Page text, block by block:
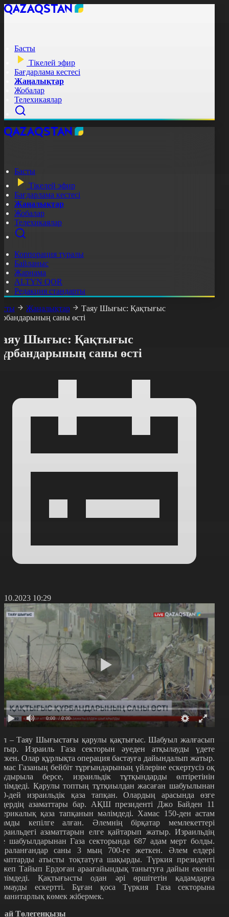
Басты
Тікелей эфир
Бағдарлама кестесі
Жаңалықтар
Жобалар
Телехикаялар
Басты
Тікелей эфир
Бағдарлама кестесі
Жаңалықтар
Жобалар
Телехикаялар
Корпорация туралы
Байланыс
Жарнама
ALTYN QOR
Редакция стандарты
Жаңалықтар
Таяу Шығыс: Қақтығыс
саны өсті
Шығыс: Қақтығыс
саны өсті
10:29
0:00 / 0:00
– Таяу Шығыстағы қарулы қақтығыс. Шабуыл жалғасып
Израиль Газа секторын әуеден атқылауды үдете
Олар құрлықта операция бастауға дайындалып жатыр.
Газаның бейбіт тұрғындарының үйлеріне ескертусіз оқ
берсе, израильдік тұтқындарды өлтіретінін
Қарулы топтың тұтқиылдан жасаған шабуылынан
дей израильдік қаза тапқан. Олардың арасында өзге
азаматтары бар. АҚШ президенті Джо Байден 11
қаза тапқанын мәлімдеді. Хамас 150-ден астам
кепілге алған. Әлемнің бірқатар мемлекеттері
азаматтарын елге қайтарып жатыр. Израильдің
шабуылдарынан Газа секторында 687 адам мерт болды.
саны 3 мың 700-ге жеткен. Әлем елдері
атысты тоқтатуға шақырды. Түркия президенті
Тайып Ердоған араағайындық танытуға дайын екенін
Қақтығысты одан әрі өршітетін қадамдарға
ескертті. Бұған қоса Түркия Газа секторына
көмек жібермек.
Төлегенқызы